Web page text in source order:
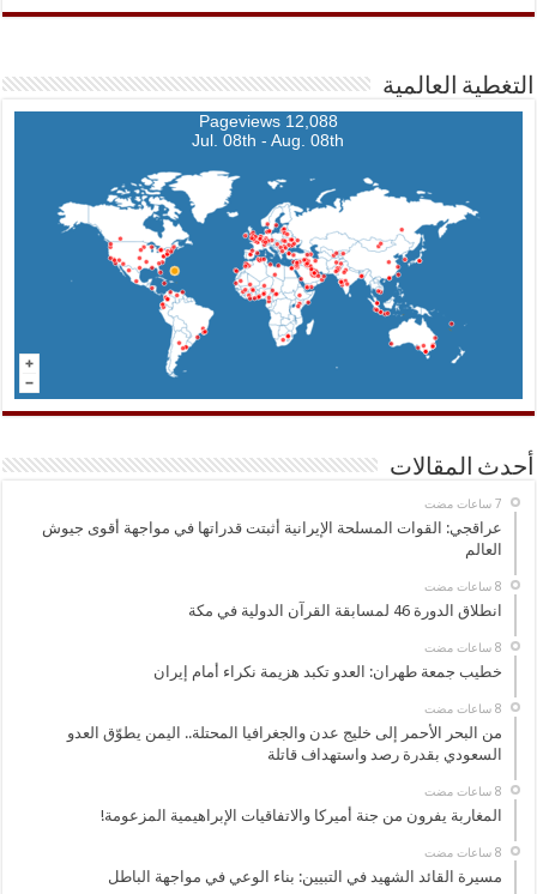
التغطية العالمية
12,088 Pageviews
Jul. 08th - Aug. 08th
أحدث المقالات
عراقجي: القوات المسلحة الإيرانية أثبتت قدراتها في مواجهة أقوى جيوش
العالم
انطلاق الدورة 46 لمسابقة القرآن الدولية في مكة
خطيب جمعة طهران: العدو تكبد هزيمة نكراء أمام إيران
من البحر الأحمر إلى خليج عدن والجغرافيا المحتلة.. اليمن يطوّق العدو
السعودي بقدرة رصد واستهداف قاتلة
المغاربة يفرون من جنة أميركا والاتفاقيات الإبراهيمية المزعومة!
مسيرة القائد الشهيد في التبيين: بناء الوعي في مواجهة الباطل